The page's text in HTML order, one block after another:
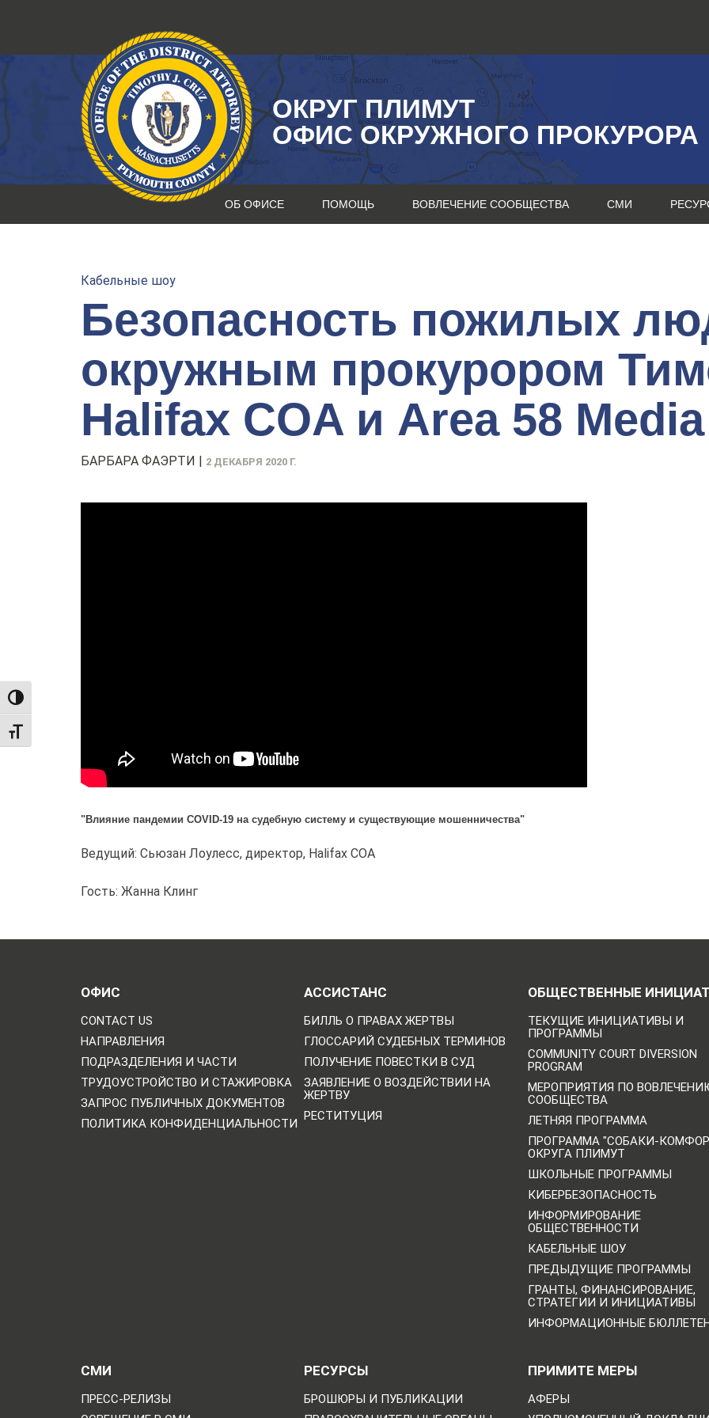
TOGGLE HIGH CONTRAST
TOGGLE FONT SIZE
ОКРУГ ПЛИМУТ
ОФИС ОКРУЖНОГО ПРОКУРОРА
ОБ ОФИСЕ ПОМОЩЬ ВОВЛЕЧЕНИЕ СООБЩЕСТВА СМИ
Кабельные шоу
Безопасность пожилых
окружным прокурором
Halifax COA и Area 58 Media
БАРБАРА ФАЭРТИ | 2 ДЕКАБРЯ 2020 Г.
"Влияние пандемии COVID-19 на судебную систему и существующие мошенничества"
Ведущий: Сьюзан Лоулесс, директор, Halifax COA
Гость: Жанна Клинг
ОФИС
CONTACT US
НАПРАВЛЕНИЯ
ПОДРАЗДЕЛЕНИЯ И ЧАСТИ
ТРУДОУСТРОЙСТВО И СТАЖИРОВКА
ЗАПРОС ПУБЛИЧНЫХ ДОКУМЕНТОВ
ПОЛИТИКА КОНФИДЕНЦИАЛЬНОСТИ
АССИСТАНС
БИЛЛЬ О ПРАВАХ ЖЕРТВЫ
ГЛОССАРИЙ СУДЕБНЫХ ТЕРМИНОВ
ПОЛУЧЕНИЕ ПОВЕСТКИ В СУД
ЗАЯВЛЕНИЕ О ВОЗДЕЙСТВИИ НА
ЖЕРТВУ
РЕСТИТУЦИЯ
ОБЩЕСТВЕННЫЕ
ТЕКУЩИЕ ИНИЦИАТИВЫ И
ПРОГРАММЫ
COMMUNITY COURT DIVERSION
PROGRAM
МЕРОПРИЯТИЯ ПО
СООБЩЕСТВА
ЛЕТНЯЯ ПРОГРАММА
ПРОГРАММА "СОБАКИ-
ОКРУГА ПЛИМУТ
ШКОЛЬНЫЕ ПРОГРАММЫ
КИБЕРБЕЗОПАСНОСТЬ
ИНФОРМИРОВАНИЕ
ОБЩЕСТВЕННОСТИ
КАБЕЛЬНЫЕ ШОУ
ПРЕДЫДУЩИЕ ПРОГРАММЫ
ГРАНТЫ, ФИНАНСИРОВАНИЕ,
СТРАТЕГИИ И ИНИЦИАТИВЫ
ИНФОРМАЦИОННЫЕ
СМИ
ПРЕСС-РЕЛИЗЫ
РЕСУРСЫ
БРОШЮРЫ И ПУБЛИКАЦИИ
ПРИМИТЕ МЕРЫ
АФЕРЫ